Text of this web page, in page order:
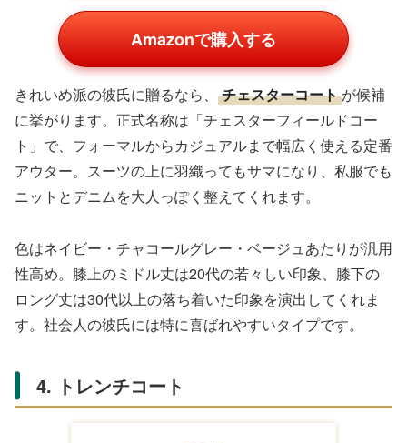
Amazonで購入する
きれいめ派の彼氏に贈るなら、 チェスターコート が候補
に挙がります。正式名称は「チェスターフィールドコー
ト」で、フォーマルからカジュアルまで幅広く使える定番
アウター。スーツの上に羽織ってもサマになり、私服でも
ニットとデニムを大人っぽく整えてくれます。
色はネイビー・チャコールグレー・ベージュあたりが汎用
性高め。膝上のミドル丈は20代の若々しい印象、膝下の
ロング丈は30代以上の落ち着いた印象を演出してくれま
す。社会人の彼氏には特に喜ばれやすいタイプです。
4. トレンチコート